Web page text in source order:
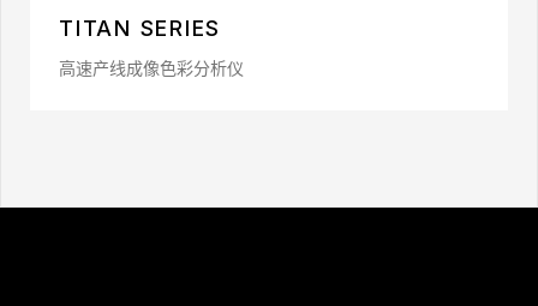
TITAN SERIES
高速产线成像色彩分析仪